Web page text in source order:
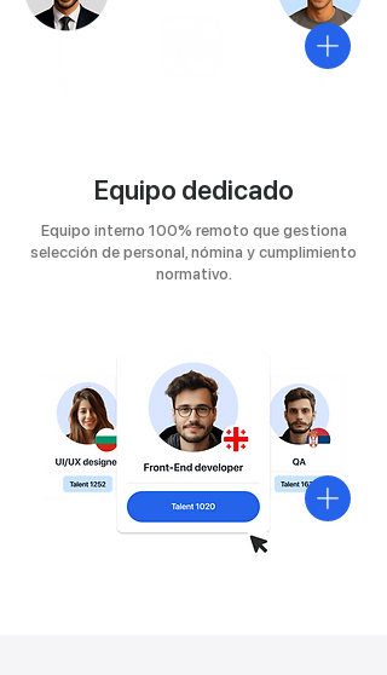
Equipo dedicado
Equipo interno 100% remoto que gestiona
selección de personal, nómina y cumplimiento
normativo.